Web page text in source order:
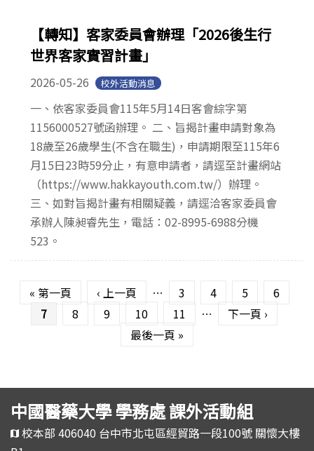
【轉知】客家委員會辦理「2026後生行
世界客家實習計畫」
2026-05-26 校外活動消息
一、依客家委員會115年5月14日客會綜字第
1156000527號函辦理。 二、旨揭計畫申請對象為
18歲至26歲學生(不含在職生)，申請期限至115年6
月15日23時59分止，有意申請者，請逕至計畫網站
（https://www.hakkayouth.com.tw/）辦理。
三、如對旨揭計畫有相關疑義，請逕洽客家委員會
承辦人陳昶睿先生，電話：02-8995-6988分機
523。
« 第一頁 ‹ 上一頁 … 3 4 5
6
7
8 9 10 11 …
下一頁 ›
最後一頁 »
中國醫藥大學 學務處 課外活動組
校本部 406040 台中市北屯區經貿路一段100號 關懷大樓